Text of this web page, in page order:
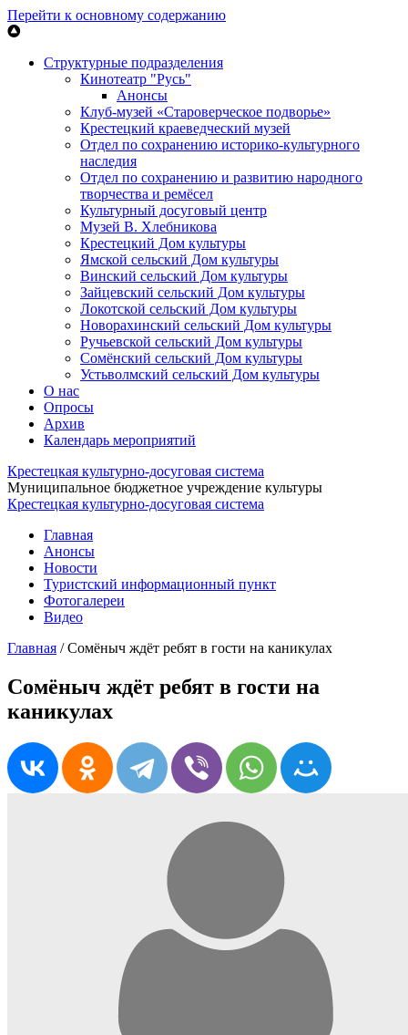
Перейти к основному содержанию
Структурные подразделения
Кинотеатр "Русь"
Анонсы
Клуб-музей «Староверческое подворье»
Крестецкий краеведческий музей
Отдел по сохранению историко-культурного
наследия
Отдел по сохранению и развитию народного
творчества и ремёсел
Культурный досуговый центр
Музей В. Хлебникова
Крестецкий Дом культуры
Ямской сельский Дом культуры
Винский сельский Дом культуры
Зайцевский сельский Дом культуры
Локотской сельский Дом культуры
Новорахинский сельский Дом культуры
Ручьевской сельский Дом культуры
Сомёнский сельский Дом культуры
Устьволмский сельский Дом культуры
О нас
Опросы
Архив
Календарь мероприятий
Крестецкая культурно-досуговая система
Муниципальное бюджетное учреждение культуры
Крестецкая культурно-досуговая система
Главная
Анонсы
Новости
Туристский информационный пункт
Фотогалереи
Видео
Главная /Сомëныч ждëт ребят в гости на каникулах
Сомëныч ждëт ребят в гости на
каникулах